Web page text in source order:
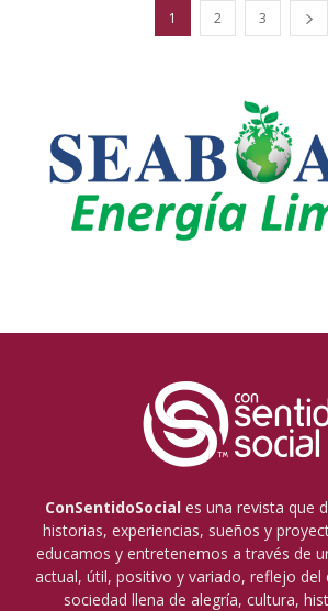
1 2 3
ConSentidoSocial es una revista que
historias, experiencias, sueños y
educamos y entretenemos a través de
actual, útil, positivo y variado, reflejo del
sociedad llena de alegría, cultura,